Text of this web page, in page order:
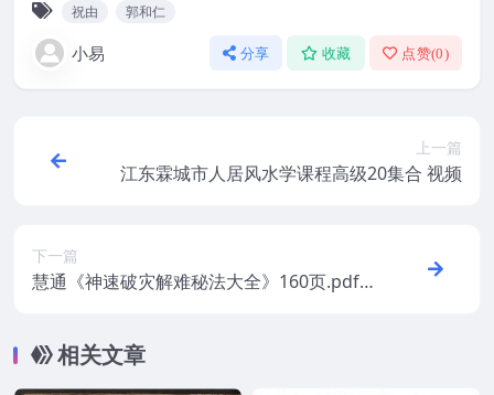
祝由 郭和仁
小易 分享 收藏 点赞(0)
上一篇
江东霖城市人居风水学课程高级20集合 视频
下一篇
慧通《神速破灾解难秘法大全》160页.pdf
相关文章